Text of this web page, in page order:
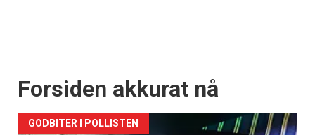
Forsiden akkurat nå
GODBITER I POLLISTEN